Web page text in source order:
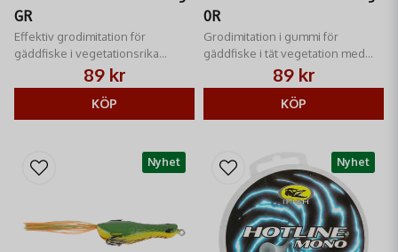
GR
Effektiv grodimitation för
gäddfiske i vegetationsrika
vatten, med vasskyddad krok och
realistisk design.
89 kr
KÖP
OR
Grodimitation i gummi för
gäddfiske i tät vegetation med
vasskyddad krok för effektiva
ytanpassade kast.
89 kr
KÖP
Nyhet Nyhet